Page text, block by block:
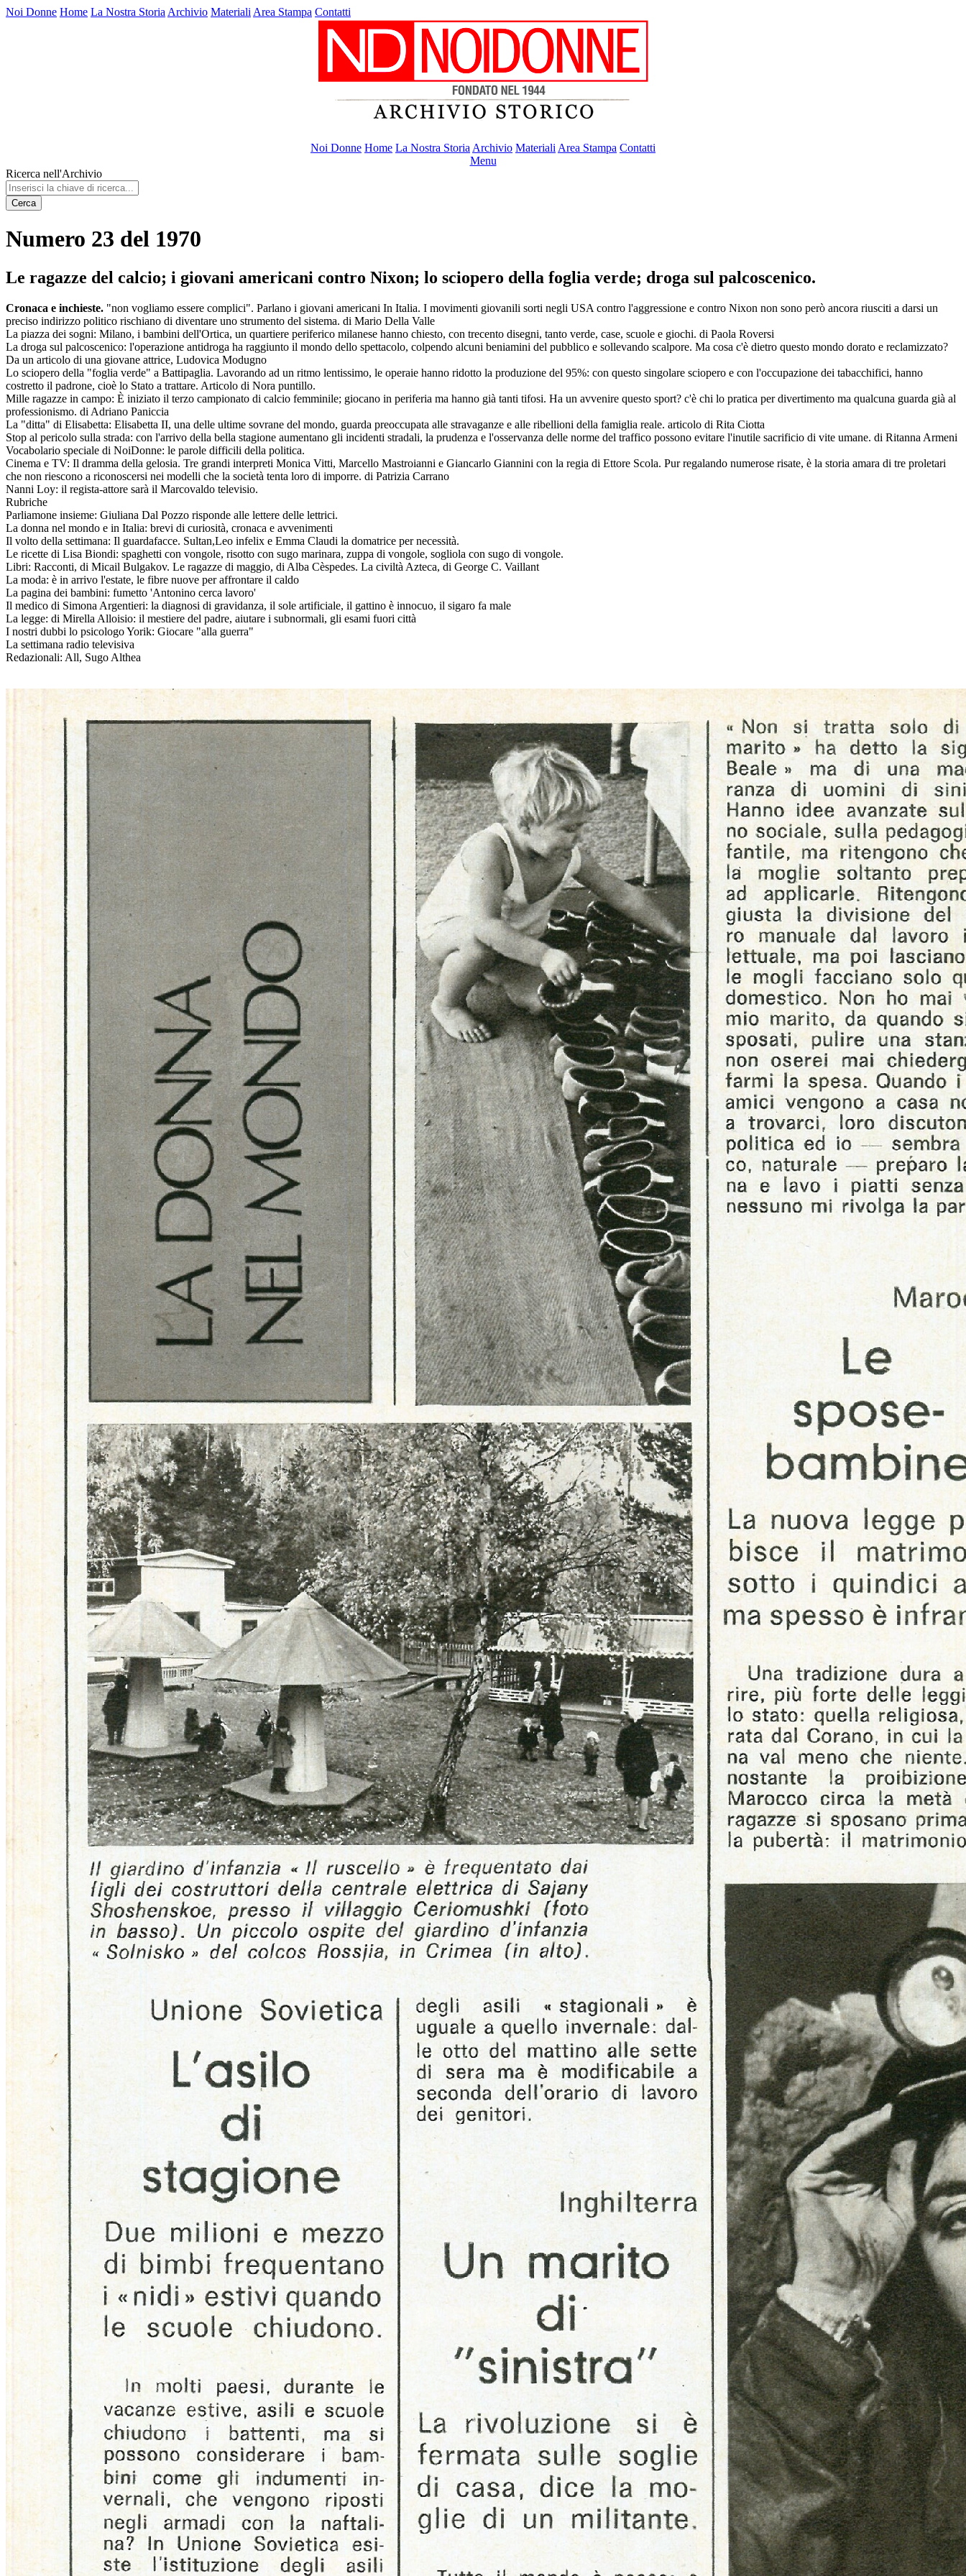
Noi Donne Home La Nostra Storia Archivio Materiali Area Stampa Contatti
Noi Donne Home La Nostra Storia Archivio Materiali Area Stampa Contatti
Menu
Ricerca nell'Archivio
Cerca
Numero 23 del 1970
Le ragazze del calcio; i giovani americani contro Nixon; lo sciopero della foglia verde; droga sul palcoscenico.
Cronaca e inchieste. "non vogliamo essere complici". Parlano i giovani americani In Italia. I movimenti giovanili sorti negli USA contro l'aggressione e contro Nixon non sono però ancora riusciti a darsi un
preciso indirizzo politico rischiano di diventare uno strumento del sistema. di Mario Della Valle
La piazza dei sogni: Milano, i bambini dell'Ortica, un quartiere periferico milanese hanno chiesto, con trecento disegni, tanto verde, case, scuole e giochi. di Paola Roversi
La droga sul palcoscenico: l'operazione antidroga ha raggiunto il mondo dello spettacolo, colpendo alcuni beniamini del pubblico e sollevando scalpore. Ma cosa c'è dietro questo mondo dorato e reclamizzato?
Da un articolo di una giovane attrice, Ludovica Modugno
Lo sciopero della "foglia verde" a Battipaglia. Lavorando ad un ritmo lentissimo, le operaie hanno ridotto la produzione del 95%: con questo singolare sciopero e con l'occupazione dei tabacchifici, hanno
costretto il padrone, cioè lo Stato a trattare. Articolo di Nora puntillo.
Mille ragazze in campo: È iniziato il terzo campionato di calcio femminile; giocano in periferia ma hanno già tanti tifosi. Ha un avvenire questo sport? c'è chi lo pratica per divertimento ma qualcuna guarda già al
professionismo. di Adriano Paniccia
La "ditta" di Elisabetta: Elisabetta II, una delle ultime sovrane del mondo, guarda preoccupata alle stravaganze e alle ribellioni della famiglia reale. articolo di Rita Ciotta
Stop al pericolo sulla strada: con l'arrivo della bella stagione aumentano gli incidenti stradali, la prudenza e l'osservanza delle norme del traffico possono evitare l'inutile sacrificio di vite umane. di Ritanna Armeni
Vocabolario speciale di NoiDonne: le parole difficili della politica.
Cinema e TV: Il dramma della gelosia. Tre grandi interpreti Monica Vitti, Marcello Mastroianni e Giancarlo Giannini con la regia di Ettore Scola. Pur regalando numerose risate, è la storia amara di tre proletari
che non riescono a riconoscersi nei modelli che la società tenta loro di imporre. di Patrizia Carrano
Nanni Loy: il regista-attore sarà il Marcovaldo televisio.
Rubriche
Parliamone insieme: Giuliana Dal Pozzo risponde alle lettere delle lettrici.
La donna nel mondo e in Italia: brevi di curiosità, cronaca e avvenimenti
Il volto della settimana: Il guardafacce. Sultan,Leo infelix e Emma Claudi la domatrice per necessità.
Le ricette di Lisa Biondi: spaghetti con vongole, risotto con sugo marinara, zuppa di vongole, sogliola con sugo di vongole.
Libri: Racconti, di Micail Bulgakov. Le ragazze di maggio, di Alba Cèspedes. La civiltà Azteca, di George C. Vaillant
La moda: è in arrivo l'estate, le fibre nuove per affrontare il caldo
La pagina dei bambini: fumetto 'Antonino cerca lavoro'
Il medico di Simona Argentieri: la diagnosi di gravidanza, il sole artificiale, il gattino è innocuo, il sigaro fa male
La legge: di Mirella Alloisio: il mestiere del padre, aiutare i subnormali, gli esami fuori città
I nostri dubbi lo psicologo Yorik: Giocare "alla guerra"
La settimana radio televisiva
Redazionali: All, Sugo Althea